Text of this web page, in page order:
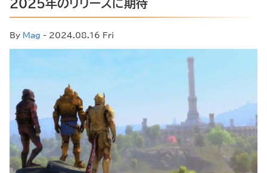
2025年のリリースに期待
By Mag - 2024.08.16 Fri